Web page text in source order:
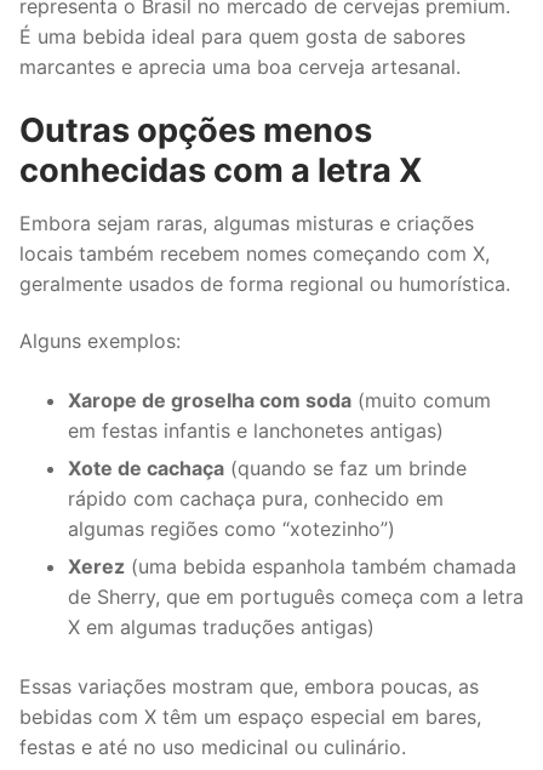
representa o Brasil no mercado de cervejas premium.
É uma bebida ideal para quem gosta de sabores
marcantes e aprecia uma boa cerveja artesanal.
Outras opções menos
conhecidas com a letra X
Embora sejam raras, algumas misturas e criações
locais também recebem nomes começando com X,
geralmente usados de forma regional ou humorística.
Alguns exemplos:
Xarope de groselha com soda (muito comum
em festas infantis e lanchonetes antigas)
Xote de cachaça (quando se faz um brinde
rápido com cachaça pura, conhecido em
algumas regiões como “xotezinho”)
Xerez (uma bebida espanhola também chamada
de Sherry, que em português começa com a letra
X em algumas traduções antigas)
Essas variações mostram que, embora poucas, as
bebidas com X têm um espaço especial em bares,
festas e até no uso medicinal ou culinário.